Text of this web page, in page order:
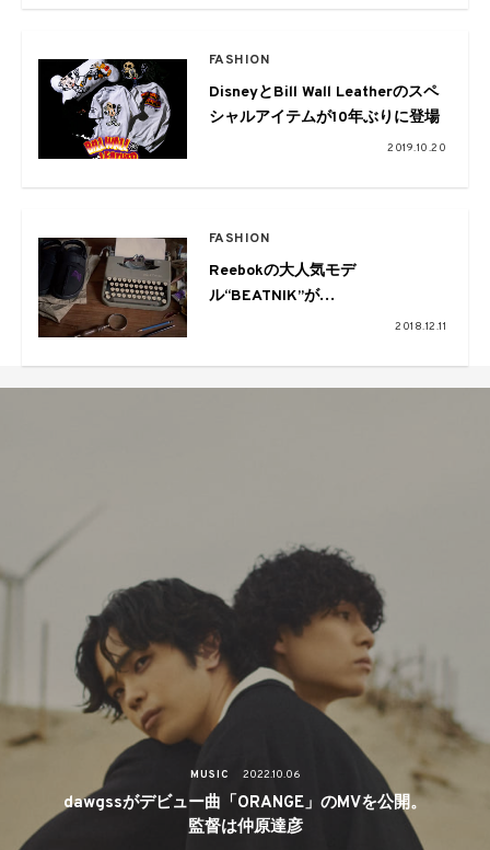
FASHION
DisneyとBill Wall Leatherのスペ
シャルアイテムが10年ぶりに登場
2019.10.20
FASHION
Reebokの大人気モデ
ル“BEATNIK”が
NEEDLES×BEAMSとのトリプル
2018.12.11
MUSIC 2022.10.06
dawgssがデビュー曲「ORANGE」のMVを公開。
監督は仲原達彦